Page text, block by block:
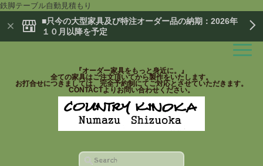
鉄脚テーブル自動見積もり
■只今の大型家具及び特注オーダー品の納期：2026年
１０月以降を予定
『オーダー家具をもっと身近に。』
全ての家具はご注文頂いてから製作をいたします。
お打合せにつきましては、完全予約制にてご対応とさせていただきます。
CONTACTよりお問い合わせください。